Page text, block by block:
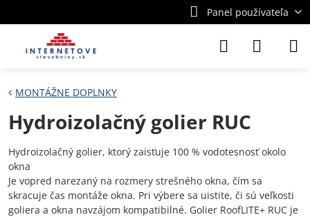
Panel používateľa
MONTÁŽNE DOPLNKY
Hydroizolačný golier RUC
Hydroizolačný golier, ktorý zaisťuje 100 % vodotesnosť okolo
okna
Je vopred narezaný na rozmery strešného okna, čím sa
skracuje čas montáže okna. Pri výbere sa uistite, či sú veľkosti
goliera a okna navzájom kompatibilné. Golier RoofLITE+ RUC je